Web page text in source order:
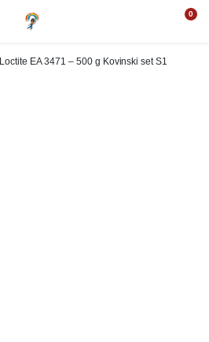
0
Loctite EA 3471 – 500 g Kovinski set S1